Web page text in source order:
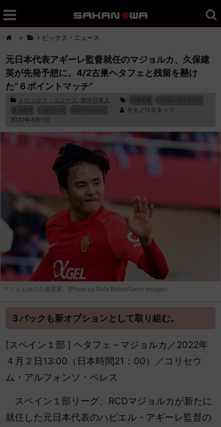
> トピックス・ニュース
元日本代表アギーレ監督就任のマジョルカ、久保建
英が先発予想に。4/2古巣ヘタフェと残留を懸け
た“６ポイントマッチ”
トピックス・ニュース , 海外日本人
久保建英
サカノワスタッフ
2022年4月1日
マジョルカの久保建英。(Photo by Rafa Babot/Getty Images)
３バックも新オプションとして取り組む。
[スペイン１部 ] ヘタフェ – マジョルカ／2022年
４月２日13:00（日本時間21：00）／コリセウ
ム・アルフォンソ・ペレス
スペイン１部リーグ、RCDマジョルカが新たに
就任した元日本代表のハビエル・アギーレ監督の